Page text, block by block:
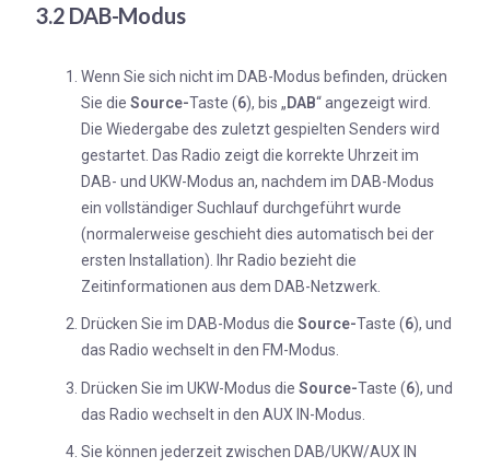
3.2 DAB-Modus
Wenn Sie sich nicht im DAB-Modus befinden, drücken
Sie die Source-Taste (6), bis „DAB“ angezeigt wird.
Die Wiedergabe des zuletzt gespielten Senders wird
gestartet. Das Radio zeigt die korrekte Uhrzeit im
DAB- und UKW-Modus an, nachdem im DAB-Modus
ein vollständiger Suchlauf durchgeführt wurde
(normalerweise geschieht dies automatisch bei der
ersten Installation). Ihr Radio bezieht die
Zeitinformationen aus dem DAB-Netzwerk.
Drücken Sie im DAB-Modus die Source-Taste (6), und
das Radio wechselt in den FM-Modus.
Drücken Sie im UKW-Modus die Source-Taste (6), und
das Radio wechselt in den AUX IN-Modus.
Sie können jederzeit zwischen DAB/UKW/AUX IN